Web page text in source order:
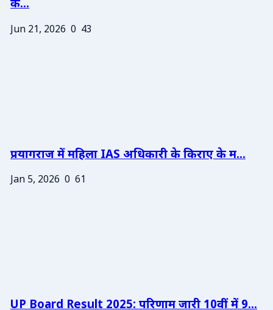
के...
Jun 21, 2026 0 43
प्रयागराज में महिला IAS अधिकारी के किराए के म...
Jan 5, 2026 0 61
UP Board Result 2025: परिणाम जारी 10वीं में 9...